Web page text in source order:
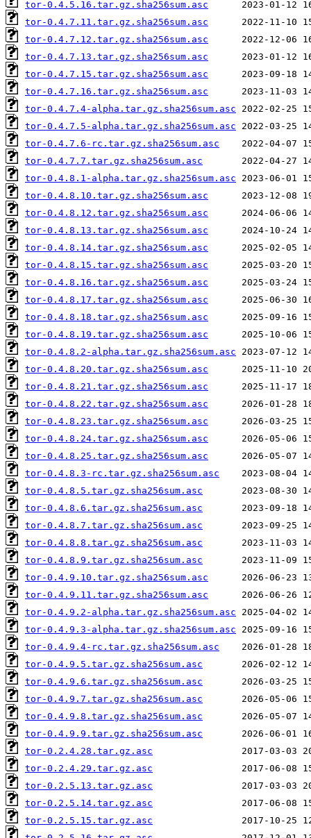
tor-0.4.5.16.tar.gz.sha256sum.asc
tor-0.4.7.11.tar.gz.sha256sum.asc
tor-0.4.7.12.tar.gz.sha256sum.asc
tor-0.4.7.13.tar.gz.sha256sum.asc
tor-0.4.7.15.tar.gz.sha256sum.asc
tor-0.4.7.16.tar.gz.sha256sum.asc
tor-0.4.7.4-alpha.tar.gz.sha256sum.asc
tor-0.4.7.5-alpha.tar.gz.sha256sum.asc
tor-0.4.7.6-rc.tar.gz.sha256sum.asc
tor-0.4.7.7.tar.gz.sha256sum.asc
tor-0.4.8.1-alpha.tar.gz.sha256sum.asc
tor-0.4.8.10.tar.gz.sha256sum.asc
tor-0.4.8.12.tar.gz.sha256sum.asc
tor-0.4.8.13.tar.gz.sha256sum.asc
tor-0.4.8.14.tar.gz.sha256sum.asc
tor-0.4.8.15.tar.gz.sha256sum.asc
tor-0.4.8.16.tar.gz.sha256sum.asc
tor-0.4.8.17.tar.gz.sha256sum.asc
tor-0.4.8.18.tar.gz.sha256sum.asc
tor-0.4.8.19.tar.gz.sha256sum.asc
tor-0.4.8.2-alpha.tar.gz.sha256sum.asc
tor-0.4.8.20.tar.gz.sha256sum.asc
tor-0.4.8.21.tar.gz.sha256sum.asc
tor-0.4.8.22.tar.gz.sha256sum.asc
tor-0.4.8.23.tar.gz.sha256sum.asc
tor-0.4.8.24.tar.gz.sha256sum.asc
tor-0.4.8.25.tar.gz.sha256sum.asc
tor-0.4.8.3-rc.tar.gz.sha256sum.asc
tor-0.4.8.5.tar.gz.sha256sum.asc
tor-0.4.8.6.tar.gz.sha256sum.asc
tor-0.4.8.7.tar.gz.sha256sum.asc
tor-0.4.8.8.tar.gz.sha256sum.asc
tor-0.4.8.9.tar.gz.sha256sum.asc
tor-0.4.9.10.tar.gz.sha256sum.asc
tor-0.4.9.11.tar.gz.sha256sum.asc
tor-0.4.9.2-alpha.tar.gz.sha256sum.asc
tor-0.4.9.3-alpha.tar.gz.sha256sum.asc
tor-0.4.9.4-rc.tar.gz.sha256sum.asc
tor-0.4.9.5.tar.gz.sha256sum.asc
tor-0.4.9.6.tar.gz.sha256sum.asc
tor-0.4.9.7.tar.gz.sha256sum.asc
tor-0.4.9.8.tar.gz.sha256sum.asc
tor-0.4.9.9.tar.gz.sha256sum.asc
tor-0.2.4.28.tar.gz.asc
tor-0.2.4.29.tar.gz.asc
tor-0.2.5.13.tar.gz.asc
tor-0.2.5.14.tar.gz.asc
tor-0.2.5.15.tar.gz.asc